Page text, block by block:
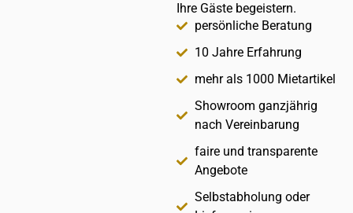
Ihre Gäste begeistern.
persönliche Beratung
10 Jahre Erfahrung
mehr als 1000 Mietartikel
Showroom ganzjährig
nach Vereinbarung
faire und transparente
Angebote
Selbstabholung oder